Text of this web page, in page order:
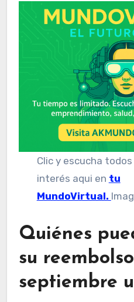
Clic y escucha todos tus noticias de
interés aqui en tu
MundoVirtual.
Quiénes
su
septiembre